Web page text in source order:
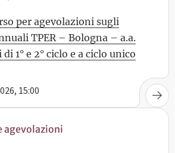
per agevolazioni sugli
TPER – Bologna – a.a.
1° e 2° ciclo e a ciclo unico
15:00
agevolazioni